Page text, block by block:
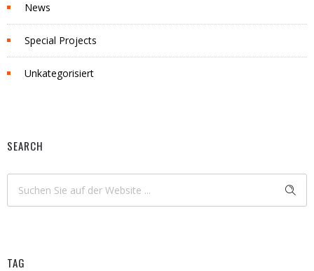
News
Special Projects
Unkategorisiert
SEARCH
TAG